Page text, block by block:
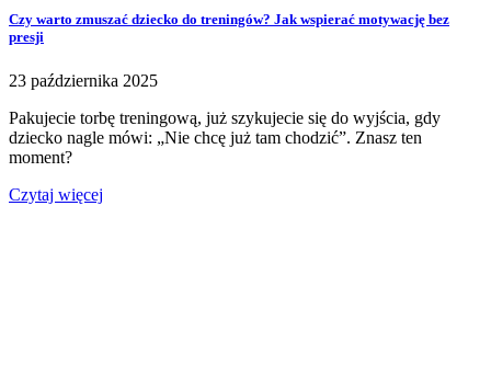
Czy warto zmuszać dziecko do treningów? Jak wspierać motywację bez
presji
23 października 2025
Pakujecie torbę treningową, już szykujecie się do wyjścia, gdy
dziecko nagle mówi: „Nie chcę już tam chodzić”. Znasz ten
moment?
Czytaj więcej